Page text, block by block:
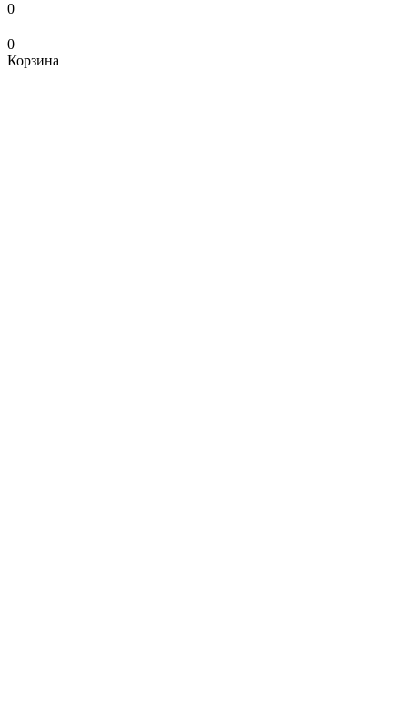
0
0
Корзина